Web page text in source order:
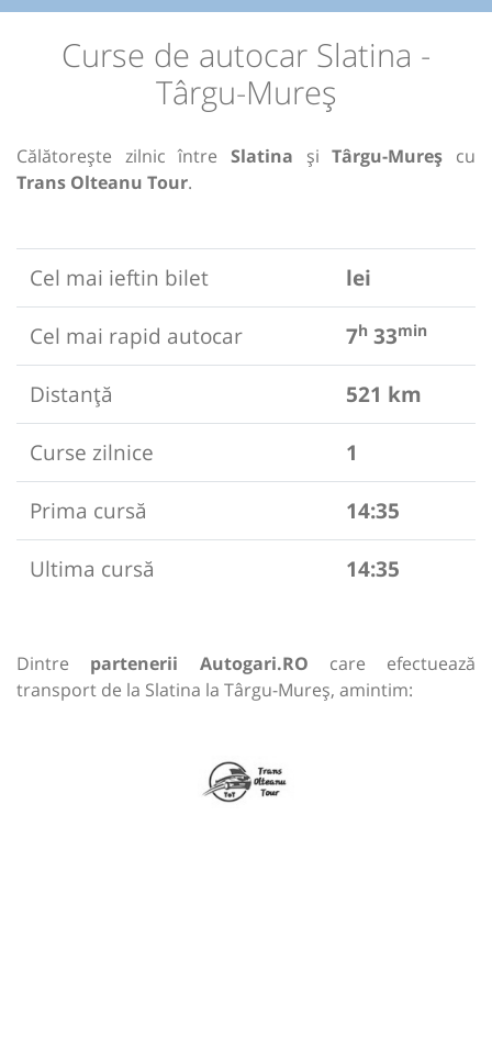
Curse de autocar Slatina -
Târgu-Mureș
Călătorește zilnic între Slatina șiTârgu-Mureș cu
Trans Olteanu Tour.
Cel mai ieftin bilet
lei
Cel mai rapid autocar
7h 33min
Distanță
521 km
Curse zilnice
1
Prima cursă
14:35
Ultima cursă
14:35
Dintre partenerii Autogari.RO care efectuează
transport de la Slatina la Târgu-Mureș, amintim: